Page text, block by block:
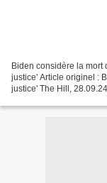
Biden considère la mort
justice' Article originel :
justice' The Hill, 28.09.24